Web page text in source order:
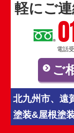
軽にご
電話
ご
北九州市、遠
塗装&屋根塗